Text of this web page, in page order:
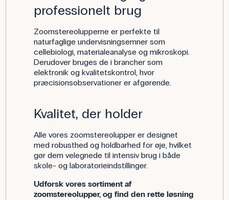
professionelt brug
Zoomstereolupperne er perfekte til
naturfaglige undervisningsemner som
cellebiologi, materialeanalyse og mikroskopi.
Derudover bruges de i brancher som
elektronik og kvalitetskontrol, hvor
præcisionsobservationer er afgørende.
Kvalitet, der holder
Alle vores zoomstereolupper er designet
med robusthed og holdbarhed for øje, hvilket
gør dem velegnede til intensiv brug i både
skole- og laboratorieindstillinger.
Udforsk vores sortiment af
zoomstereolupper, og find den rette løsning